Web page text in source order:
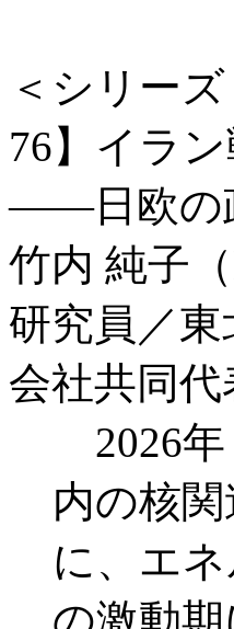
＜シリー
76】イラ
――日欧の
竹内 純子
研究員／
会社共同代
2026年
内の核
に、エ